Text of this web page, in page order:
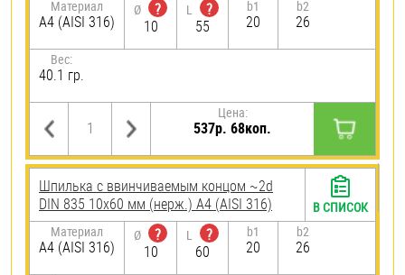
Материал
A4 (AISI 316)
Ø
?
10
L
?
55
b1
20
b2
26
Вес:
40.1 гр.
Цена:
537р. 68коп.
Шпилька c ввинчиваемым концом ~2d
DIN 835 10х60 мм (нерж.) A4 (AISI 316)
Материал
A4 (AISI 316)
Ø
?
10
L
?
60
b1
20
b2
26
В СПИСОК